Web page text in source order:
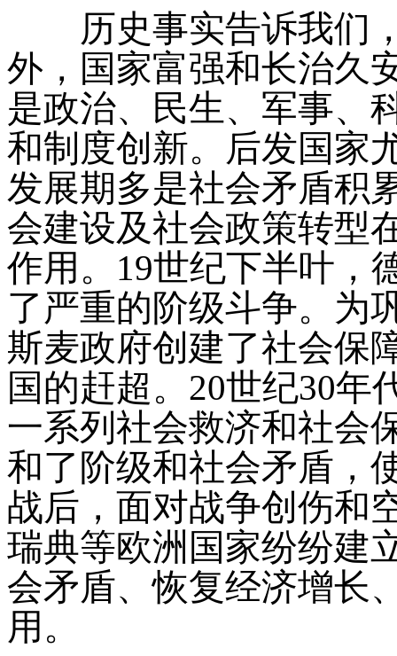
历史事实告诉我们，
外，国家富强和长治久
是政治、民生、军事、
和制度创新。后发国家
发展期多是社会矛盾积
会建设及社会政策转型
作用。19世纪下半叶，
了严重的阶级斗争。为
斯麦政府创建了社会保
国的赶超。20世纪30年
一系列社会救济和社会
和了阶级和社会矛盾，
战后，面对战争创伤和
瑞典等欧洲国家纷纷建
会矛盾、恢复经济增长
用。